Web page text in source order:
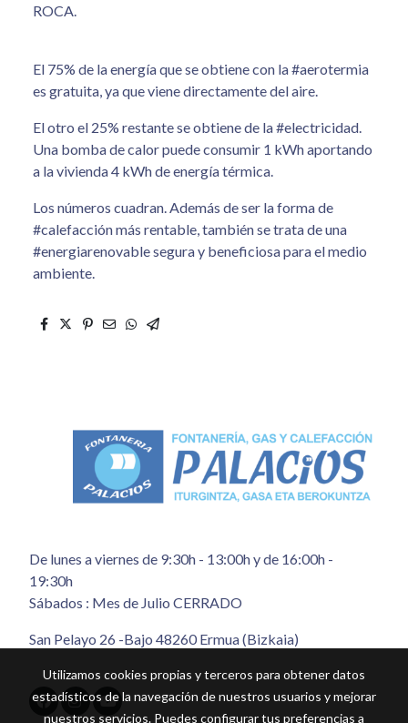
ROCA.
El 75% de la energía que se obtiene con la #aerotermia
es gratuita, ya que viene directamente del aire.
El otro el 25% restante se obtiene de la #electricidad.
Una bomba de calor puede consumir 1 kWh aportando
a la vivienda 4 kWh de energía térmica.
Los números cuadran. Además de ser la forma de
#calefacción más rentable, también se trata de una
#energiarenovable segura y beneficiosa para el medio
ambiente.
De lunes a viernes de 9:30h - 13:00h y de 16:00h -
19:30h
Sábados : Mes de Julio CERRADO
San Pelayo 26 -Bajo 48260 Ermua (Bizkaia)
Utilizamos cookies propias y terceros para obtener datos
estadísticos de la navegación de nuestros usuarios y mejorar
nuestros servicios. Puedes configurar tus preferencias a